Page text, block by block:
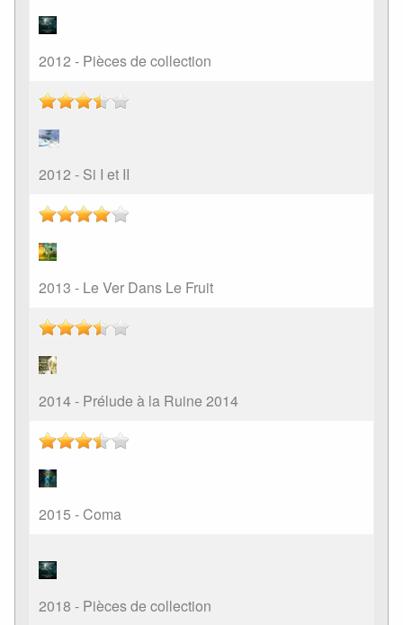
2012 - Pièces de collection
2012 - Si I et II
2013 - Le Ver Dans Le Fruit
2014 - Prélude à la Ruine 2014
2015 - Coma
2018 - Pièces de collection